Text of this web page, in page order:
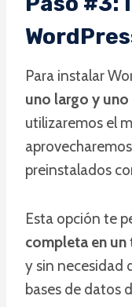
Para instalar
uno largo y
utilizaremos el
preinstalados
Esta opción te
completa en
y sin necesidad
bases de datos